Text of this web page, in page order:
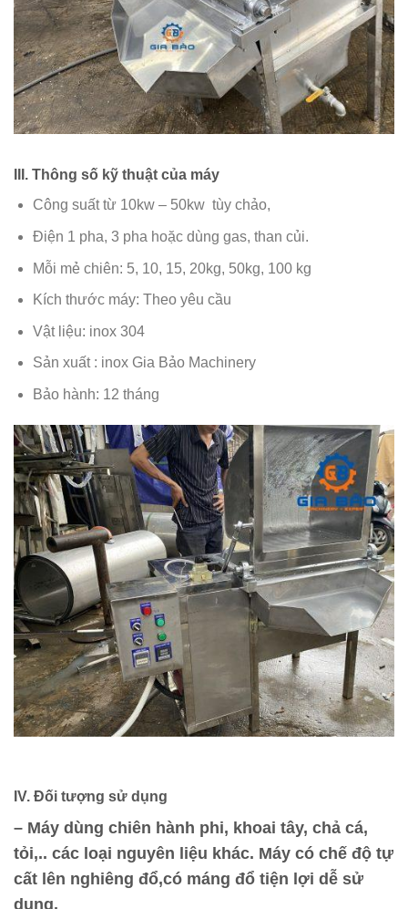
III. Thông số kỹ thuật của máy
Công suất từ 10kw – 50kw tùy chảo,
Điện 1 pha, 3 pha hoặc dùng gas, than củi.
Mỗi mẻ chiên: 5, 10, 15, 20kg, 50kg, 100 kg
Kích thước máy: Theo yêu cầu
Vật liệu: inox 304
Sản xuất : inox Gia Bảo Machinery
Bảo hành: 12 tháng
IV. Đối tượng sử dụng
– Máy dùng chiên hành phi, khoai tây, chả cá,
tỏi,.. các loại nguyên liệu khác. Máy có chế độ tự
cất lên nghiêng đổ,có máng đổ tiện lợi dễ sử
dụng.